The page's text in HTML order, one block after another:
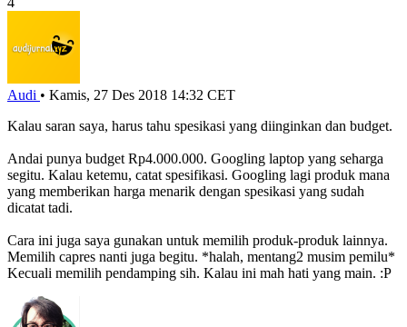
Audi • Kamis, 27 Des 2018 14:32 CET
Kalau saran saya, harus tahu spesikasi yang diinginkan dan budget.
Andai punya budget Rp4.000.000. Googling laptop yang seharga
segitu. Kalau ketemu, catat spesifikasi. Googling lagi produk mana
yang memberikan harga menarik dengan spesikasi yang sudah
dicatat tadi.
Cara ini juga saya gunakan untuk memilih produk-produk lainnya.
Memilih capres nanti juga begitu. *halah, mentang2 musim pemilu*
Kecuali memilih pendamping sih. Kalau ini mah hati yang main. :P